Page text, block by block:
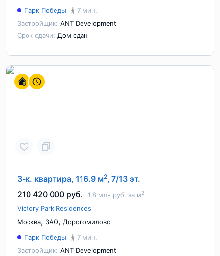
Парк Победы
7 мин.
Застройщик: ANT Development
Срок сдачи: Дом сдан
3-к. квартира, 116.9 м2, 7/13 эт.
210 420 000 руб.
1.8 млн руб. за м2
Victory Park Residences
Москва, ЗАО, Дорогомилово
Парк Победы
7 мин.
Застройщик: ANT Development